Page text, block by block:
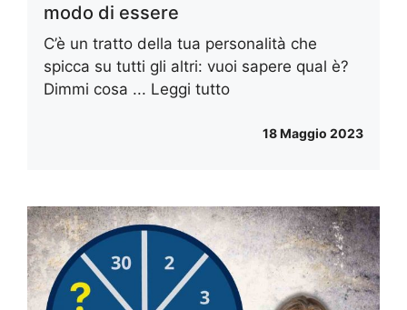
modo di essere
C’è un tratto della tua personalità che
spicca su tutti gli altri: vuoi sapere qual è?
Dimmi cosa ... Leggi tutto
18 Maggio 2023